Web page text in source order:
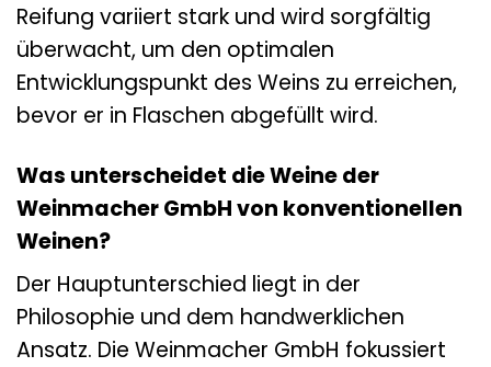
Reifung variiert stark und wird sorgfältig
überwacht, um den optimalen
Entwicklungspunkt des Weins zu erreichen,
bevor er in Flaschen abgefüllt wird.
Was unterscheidet die Weine der
Weinmacher GmbH von konventionellen
Weinen?
Der Hauptunterschied liegt in der
Philosophie und dem handwerklichen
Ansatz. Die Weinmacher GmbH fokussiert